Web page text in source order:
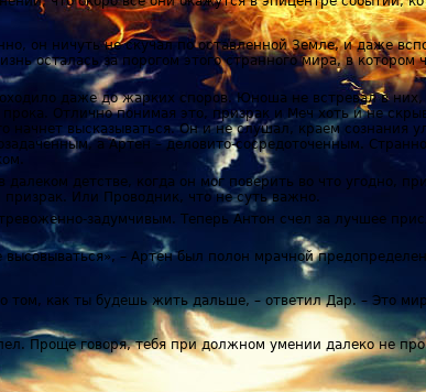
он ничуть не скучал по оставленной Земле, и даже
осталась за порогом этого странного мира, в котором
даже до жарких споров. Юноша не встревал в них,
Отлично понимая это, призрак и Меч хоть и не
начнет высказываться. Он и не слушал, краем сознания
а Артен – деловито-сосредоточенным.
детстве, когда он мог поверить во что угодно,
Или Проводник, что не суть важно.
задумчивым. Теперь Антон счел за лучшее
– Артен был полон мрачной
том, как ты будешь жить дальше, – ответил Дар. – Это
Проще говоря, тебя при должном умении далеко не